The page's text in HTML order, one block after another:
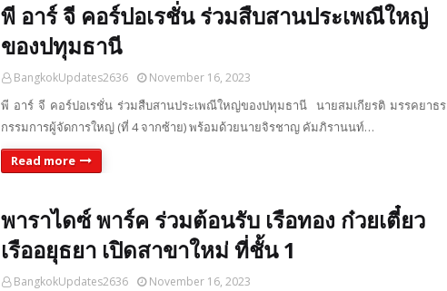
พี อาร์ จี คอร์ปอเรชั่น ร่วมสืบสานประเพณีใหญ่
ของปทุมธานี
BangkokUpdates2636 November 16, 2023
พี อาร์ จี คอร์ปอเรชั่น ร่วมสืบสานประเพณีใหญ่ของปทุมธานี นายสมเกียรติ มรรคยาธร
กรรมการผู้จัดการใหญ่ (ที่ 4 จากซ้าย) พร้อมด้วยนายจิรชาญ คัมภิรานนท์…
Read more
พาราไดซ์ พาร์ค ร่วมต้อนรับ เรือทอง ก๋วยเตี๋ยว
เรืออยุธยา เปิดสาขาใหม่ ที่ชั้น 1
BangkokUpdates2636 November 16, 2023